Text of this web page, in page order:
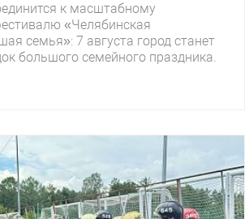
к масштабному
«Челябинская
семья»: 7 августа город станет
большого семейного праздника.